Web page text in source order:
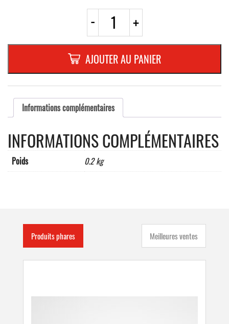
- quantité
AUTOCOLLANT
TRIANGLE
100
mm
"ATTENTION
TENSION"
+
AJOUTER AU PANIER
Informations complémentaires
INFORMATIONS COMPLÉMENTAIRES
Poids 0.2 kg
Produits phares Meilleures ventes